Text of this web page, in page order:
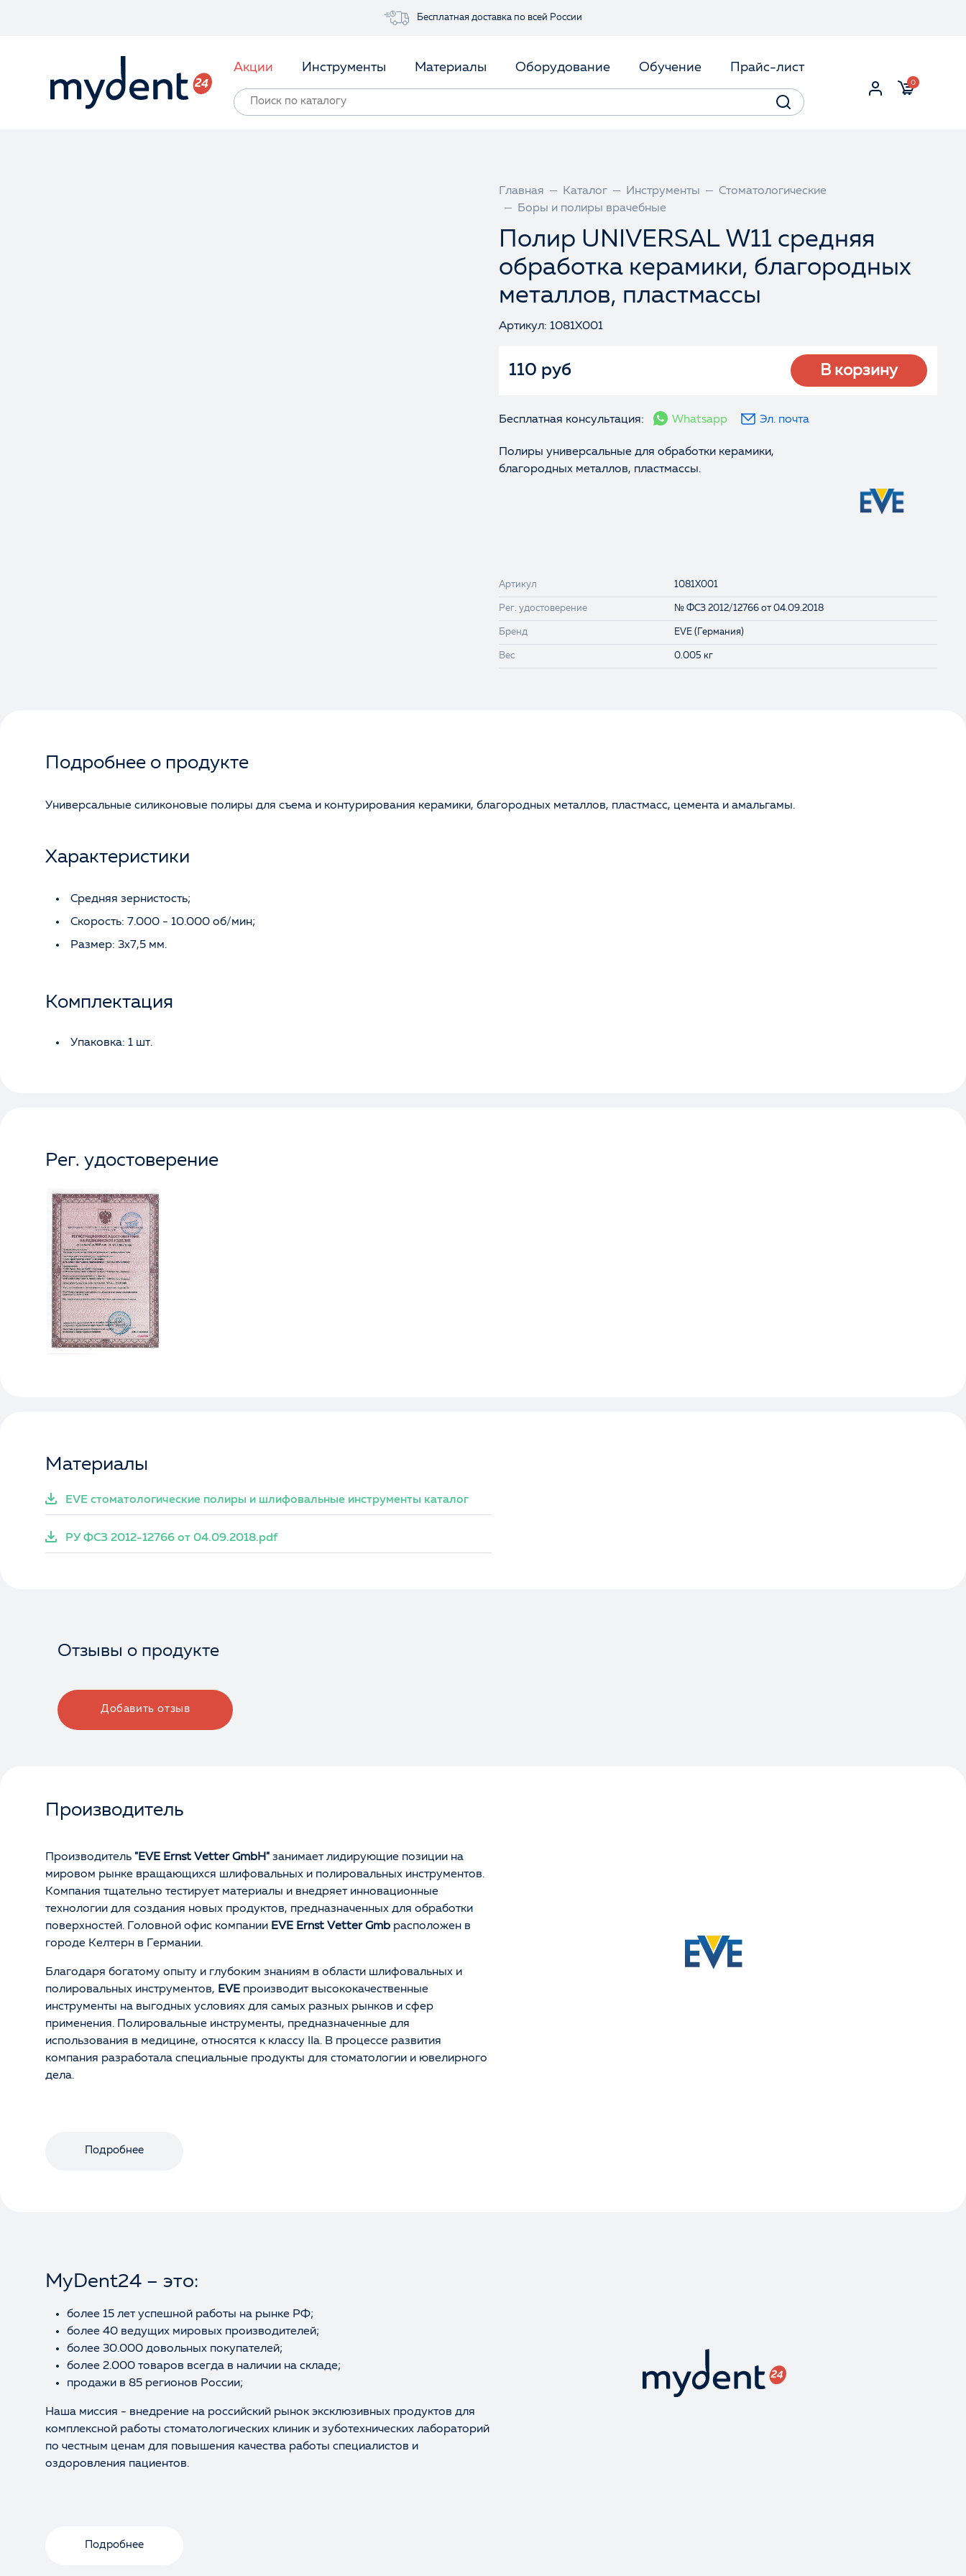
Бесплатная доставка по всей России
Акции Инструменты Материалы Оборудование Обучение Прайс-лист
0
Главная Каталог Инструменты
Стоматологические
Боры и полиры врачебные
Полир UNIVERSAL W11 средняя
обработка керамики, благородных
металлов, пластмассы
Артикул: 1081X001
110 руб В корзину
Бесплатная консультация: Whatsapp Эл. почта
Полиры универсальные для обработки керамики,
благородных металлов, пластмассы.
Артикул 1081X001
Рег. удостоверение № ФСЗ 2012/12766 от 04.09.2018
Бренд EVE (Германия)
Вес 0.005 кг
Подробнее о продукте
Универсальные силиконовые полиры для съема и контурирования керамики, благородных металлов, пластмасс, цемента и амальгамы.
Характеристики
Средняя зернистость;
Скорость: 7.000 - 10.000 об/мин;
Размер: 3х7,5 мм.
Комплектация
Упаковка: 1 шт.
Рег. удостоверение
Материалы
EVE стоматологические полиры и шлифовальные инструменты каталог
РУ ФСЗ 2012-12766 от 04.09.2018.pdf
Отзывы о продукте
Добавить отзыв
Производитель
Производитель "EVE Ernst Vetter GmbH" занимает лидирующие позиции на
мировом рынке вращающихся шлифовальных и полировальных инструментов.
Компания тщательно тестирует материалы и внедряет инновационные
технологии для создания новых продуктов, предназначенных для обработки
поверхностей. Головной офис компании EVE Ernst Vetter Gmb расположен в
городе Келтерн в Германии.
Благодаря богатому опыту и глубоким знаниям в области шлифовальных и
полировальных инструментов, EVE производит высококачественные
инструменты на выгодных условиях для самых разных рынков и сфер
применения. Полировальные инструменты, предназначенные для
использования в медицине, относятся к классу IIa. В процессе развития
компания разработала специальные продукты для стоматологии и ювелирного
дела.
Подробнее
MyDent24 – это:
более 15 лет успешной работы на рынке РФ;
более 40 ведущих мировых производителей;
более 30.000 довольных покупателей;
более 2.000 товаров всегда в наличии на складе;
продажи в 85 регионов России;
Наша миссия - внедрение на российский рынок эксклюзивных продуктов для
комплексной работы стоматологических клиник и зуботехнических лабораторий
по честным ценам для повышения качества работы специалистов и
оздоровления пациентов.
Подробнее